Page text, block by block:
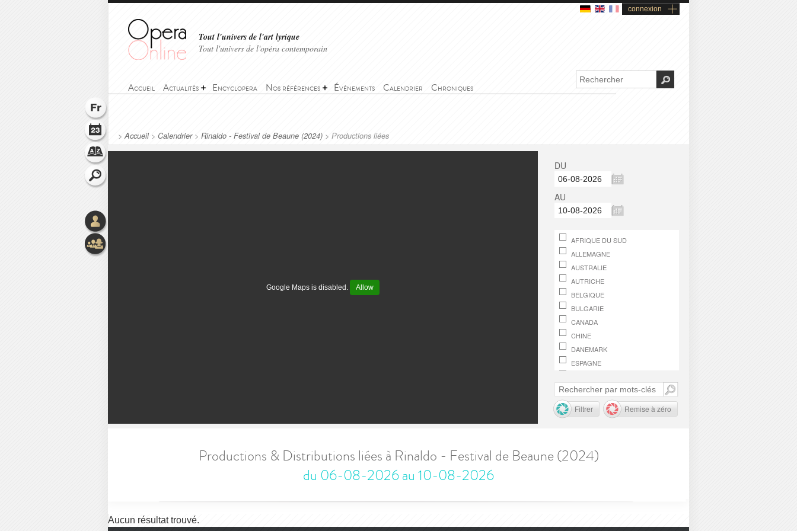
connexion
Tout l'univers de l'art lyrique
Tout l'univers de l'opéra contemporain
Accueil Actualités Encyclopera Nos références Événements Calendrier Chroniques
>Accueil> Calendrier> Rinaldo - Festival de Beaune (2024) > Productions liées
Google Maps is disabled. Allow
DU
AU
AFRIQUE DU SUD
ALLEMAGNE
AUSTRALIE
AUTRICHE
BELGIQUE
BULGARIE
CANADA
CHINE
DANEMARK
ESPAGNE
FRANCE
GRÈCE
HONGRIE
JAPON
OMAN
Filtrer Remise à zéro
Productions & Distributions liées à Rinaldo - Festival de Beaune (2024)
du 06-08-2026 au 10-08-2026
Aucun résultat trouvé.